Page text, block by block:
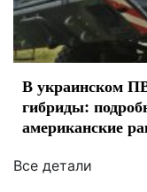
В украинском
гибриды:
американские
Все детали